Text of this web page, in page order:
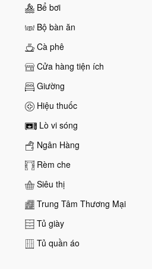
Bể bơi
Bộ bàn ăn
Cà phê
Cửa hàng tiện ích
Giường
Hiệu thuốc
Lò vi sóng
Ngân Hàng
Rèm che
Siêu thị
Trung Tâm Thương Mại
Tủ giày
Tủ quần áo